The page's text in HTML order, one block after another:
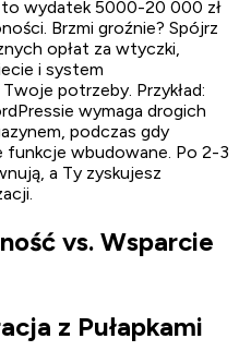
wydatek 5000-20 000 zł
Brzmi groźnie? Spójrz
opłat za wtyczki,
i system
potrzeby. Przykład:
wymaga drogich
podczas gdy
funkcje wbudowane. Po 2-3
a Ty zyskujesz
vs. Wsparcie
z Pułapkami